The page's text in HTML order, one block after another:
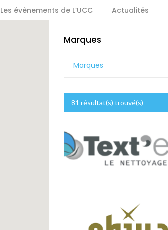
Les évènements de L’UCC Actualités
Marques
81 résultat(s) trouvé(s)